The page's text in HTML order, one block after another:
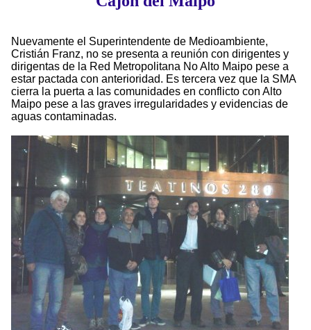
Nuevamente el Superintendente de Medioambiente,
Cristián Franz, no se presenta a reunión con dirigentes y
dirigentas de la Red Metropolitana No Alto Maipo pese a
estar pactada con anterioridad. Es tercera vez que la SMA
cierra la puerta a las comunidades en conflicto con Alto
Maipo pese a las graves irregularidades y evidencias de
aguas contaminadas.